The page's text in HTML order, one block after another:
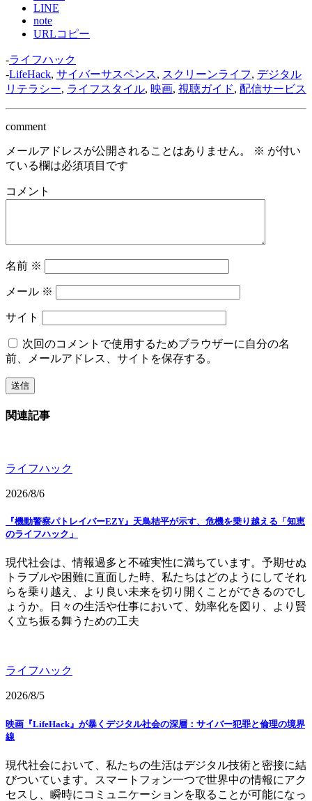
LINE
note
URLコピー
-ライフハック
-LifeHack, サイバーサスペンス, スクリーンライフ, デジタル
リテラシー, ライフスタイル, 映画, 視聴ガイド, 配信サービス
comment
メールアドレスが公開されることはありません。 ※ が付い
ている欄は必須項目です
コメント
名前 ※
メール ※
サイト
次回のコメントで使用するためブラウザーに自分の名
前、メールアドレス、サイトを保存する。
関連記事
ライフハック
2026/8/6
『機動警察パトレイバーEZY』天鳥桔平が示す、危機を乗り越える「知恵
のライフハック」
現代社会は、情報過多と不確実性に満ちています。予期せぬ
トラブルや困難に直面した時、私たちはどのようにしてそれ
らを乗り越え、より良い未来を切り開くことができるのでし
ょうか。日々の生活や仕事において、効率化を図り、より賢
く立ち振る舞うための工夫
ライフハック
2026/8/5
映画『LifeHack』が暴くデジタル社会の深層：サイバー犯罪と倫理の境界
線
現代社会において、私たちの生活はデジタル技術と密接に結
びついています。スマートフォン一つで世界中の情報にアク
セスし、瞬時にコミュニケーションを取ることが可能になっ